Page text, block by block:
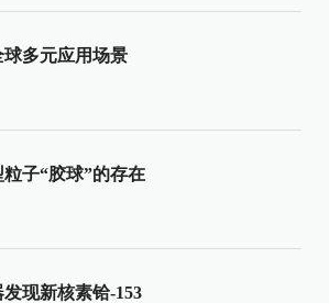
多元应用场景
子“胶球”的存在
现新核素铪-153